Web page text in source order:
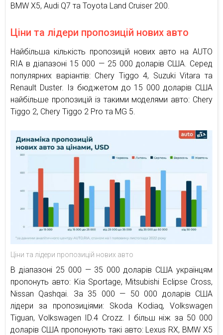
BMW X5, Audi Q7 та Toyota Land Cruiser 200.
Ціни та лідери пропозицій нових авто
Найбільша кількість пропозицій нових авто на AUTO
RIA в діапазоні 15 000 — 25 000 доларів США. Серед
популярних варіантів: Chery Tiggo 4, Suzuki Vitara та
Renault Duster. Із бюджетом до 15 000 доларів США
найбільше пропозицій із такими моделями авто: Chery
Tiggo 2, Chery Tiggo 2 Pro та MG 5.
Ціни та лідери пропозицій нових авто
В діапазоні 25 000 — 35 000 доларів США українцям
пропонуть авто: Kia Sportage, Mitsubishi Eclipse Cross,
Nissan Qashqai. За 35 000 — 50 000 доларів США
лідери за пропозиціями: Skoda Kodiaq, Volkswagen
Tiguan, Volkswagen ID.4 Crozz. І більш ніж за 50 000
доларів США пропонують такі авто: Lexus RX, BMW X5